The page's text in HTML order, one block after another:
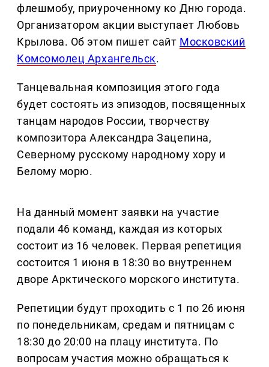
флешмобу, приуроченному ко Дню города.
Организатором акции выступает Любовь
Крылова. Об этом пишет сайт Московский
Комсомолец Архангельск.
Танцевальная композиция этого года
будет состоять из эпизодов, посвященных
танцам народов России, творчеству
композитора Александра Зацепина,
Северному русскому народному хору и
Белому морю.
На данный момент заявки на участие
подали 46 команд, каждая из которых
состоит из 16 человек. Первая репетиция
состоится 1 июня в 18:30 во внутреннем
дворе Арктического морского института.
Репетиции будут проходить с 1 по 26 июня
по понедельникам, средам и пятницам с
18:30 до 20:00 на плацу института. По
вопросам участия можно обращаться к